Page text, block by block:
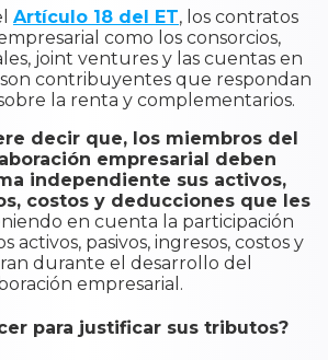
Artículo 18 del ET, los contratos
como los consorcios,
joint ventures y las cuentas en
contribuyentes que respondan
la renta y complementarios.
decir que, los miembros del
empresarial deben
independiente sus activos,
costos y deducciones que les
en cuenta la participación
activos, pasivos, ingresos, costos y
durante el desarrollo del
empresarial.
para justificar sus tributos?